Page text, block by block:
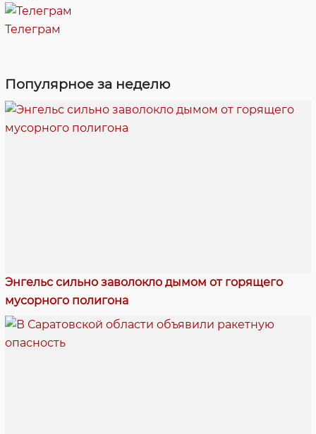
Телеграм
Популярное за неделю
Энгельс сильно заволокло дымом от горящего
мусорного полигона